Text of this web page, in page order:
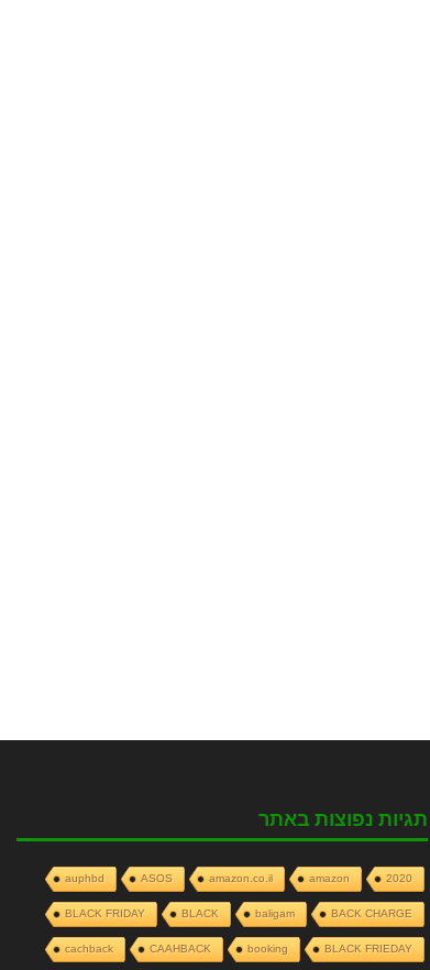
תגיות נפוצות באתר
2020
amazon
amazon.co.il
ASOS
auphbd
BACK CHARGE
baligam
BLACK
BLACK FRIDAY
BLACK FRIEDAY
booking
CAAHBACK
cachback